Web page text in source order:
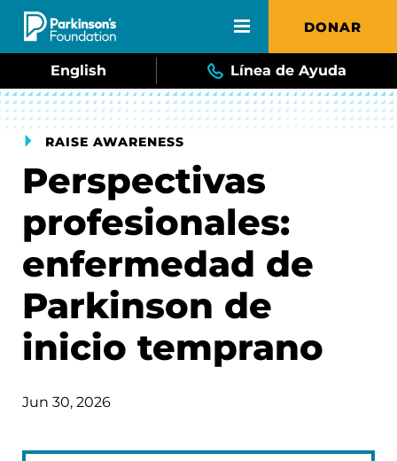
Skip to main content DONAR
English Línea de Ayuda
RAISE AWARENESS
Perspectivas
profesionales:
enfermedad de
Parkinson de
inicio temprano
Jun 30, 2026